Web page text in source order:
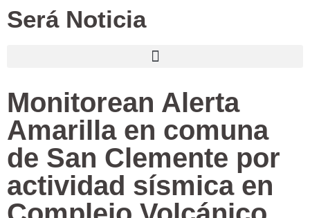
Será Noticia
Monitorean Alerta
Amarilla en comuna
de San Clemente por
actividad sísmica en